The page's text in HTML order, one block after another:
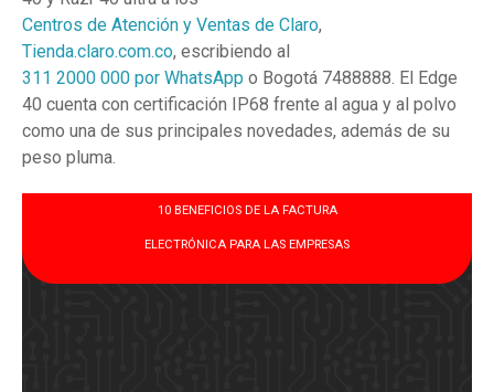
Centros de Atención y Ventas de Claro,
Tienda.claro.com.co, escribiendo al
311 2000 000 por WhatsApp o Bogotá 7488888. El Edge
40 cuenta con certificación IP68 frente al agua y al polvo
como una de sus principales novedades, además de su
peso pluma.
10 BENEFICIOS DE LA FACTURA
ELECTRÓNICA PARA LAS EMPRESAS